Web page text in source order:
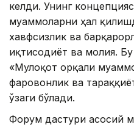
келди. Унинг
муаммоларни ҳал
хавфсизлик ва
иқтисодиёт ва молия.
«Мулоқот орқали
фаровонлик ва
ўзаги бўлади.
Форум дастури асосий